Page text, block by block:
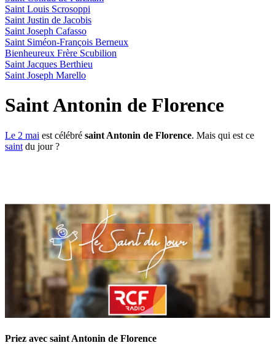
Saint Louis Scrosoppi
Saint Justin de Jacobis
Saint Joseph Cafasso
Saint Siméon-François Berneux
Bienheureux Frère Scubilion
Saint Jacques Berthieu
Saint Joseph Marello
Saint Antonin de Florence
Le 2 mai est célébré saint Antonin de Florence. Mais qui est ce
saint du jour ?
Priez avec saint Antonin de Florence